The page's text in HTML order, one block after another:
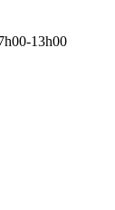
07h00-13h00